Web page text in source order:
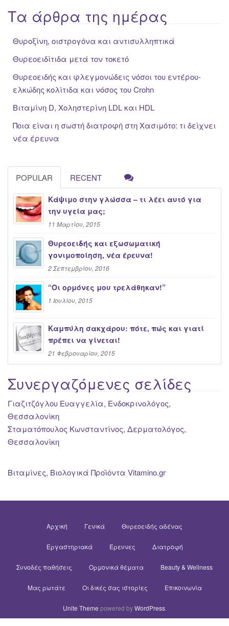
Τα άρθρα της ημέρας
Θυροξίνη, οιστρογόνα και αντισυλληπτικά
Θυρεοειδίτιδα μετά τον τοκετό
Θυρεοειδής και φλεγμονώδεις νόσοι του εντέρου-
ελκώδης κολίτιδα και νόσος του Crohn
Βιταμίνη D, Χοληστερίνη LDL και HDL
Ποια είναι η σωστή διατροφή στη Χασιμότο: τι δείχνει
νέα έρευνα
POPULAR RECENT
Κάψιμο στην γλώσσα – τι λέει αυτό για
την υγεία μας;
11 Μαρτίου, 2015
Θυρεοειδής και εξωσωματική
γονιμοποίηση, νέα έρευνα!
2 Σεπτεμβρίου, 2016
“Oι ορμόνες μου τρελάθηκαν!”
1 Ιουλίου, 2015
Καμπύλη σακχάρου: πότε, πώς και γιατί
πρέπει να γίνεται!
21 Φεβρουαρίου, 2015
Συνεργαζόμενες σελίδες
Γιαζιτζόγλου Ευαγγελία, Ενδοκρινολόγος,
Θεσσαλονίκη
Σταματόπουλος Κωνσταντίνος, Δερματολόγος,
Θεσσαλονίκη
Βιταμίνες, Βιολογικά Προϊόντα Vitamino.gr
Αρχική Γενικά Θυρεοειδής αδένας
Εργαστηριακά Έρευνες Διατροφή
Συνοδές παθήσεις Ορμονικά θέματα Beauty & Wellness
Μας ρωτάτε Οι δικές σας ιστορίες Επικοινωνία
Unite Theme powered byWordPress.